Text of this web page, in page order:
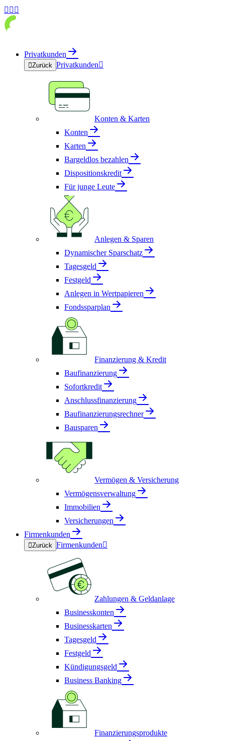
  
Privatkunden
Zurück Privatkunden
Konten & Karten
Konten
Karten
Bargeldlos bezahlen
Dispositionskredit
Für junge Leute
Anlegen & Sparen
Dynamischer Sparschatz
Tagesgeld
Festgeld
Anlegen in Wertpapieren
Fondssparplan
Finanzierung & Kredit
Baufinanzierung
Sofortkredit
Anschlussfinanzierung
Baufinanzierungsrechner
Bausparen
Vermögen & Versicherung
Vermögensverwaltung
Immobilien
Versicherungen
Firmenkunden
Zurück Firmenkunden
Zahlungen & Geldanlage
Businesskonten
Businesskarten
Tagesgeld
Festgeld
Kündigungsgeld
Business Banking
Finanzierungsprodukte